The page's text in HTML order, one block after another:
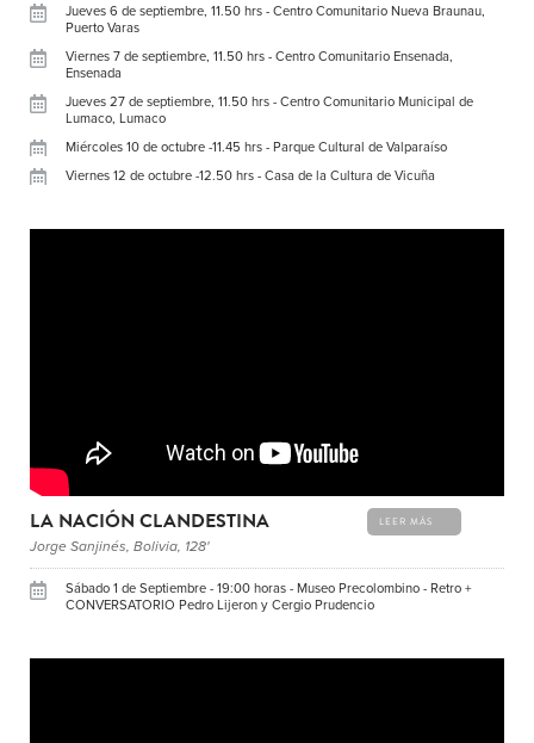
Jueves 6 de septiembre, 11.50 hrs - Centro Comunitario Nueva Braunau,
Puerto Varas
Viernes 7 de septiembre, 11.50 hrs - Centro Comunitario Ensenada,
Ensenada
Jueves 27 de septiembre, 11.50 hrs - Centro Comunitario Municipal de
Lumaco, Lumaco
Miércoles 10 de octubre -11.45 hrs - Parque Cultural de Valparaíso
Viernes 12 de octubre -12.50 hrs - Casa de la Cultura de Vicuña
LA NACIÓN CLANDESTINA LEER MÁS
Jorge Sanjinés, Bolivia, 128'
Sábado 1 de Septiembre - 19:00 horas - Museo Precolombino - Retro +
CONVERSATORIO Pedro Lijeron y Cergio Prudencio